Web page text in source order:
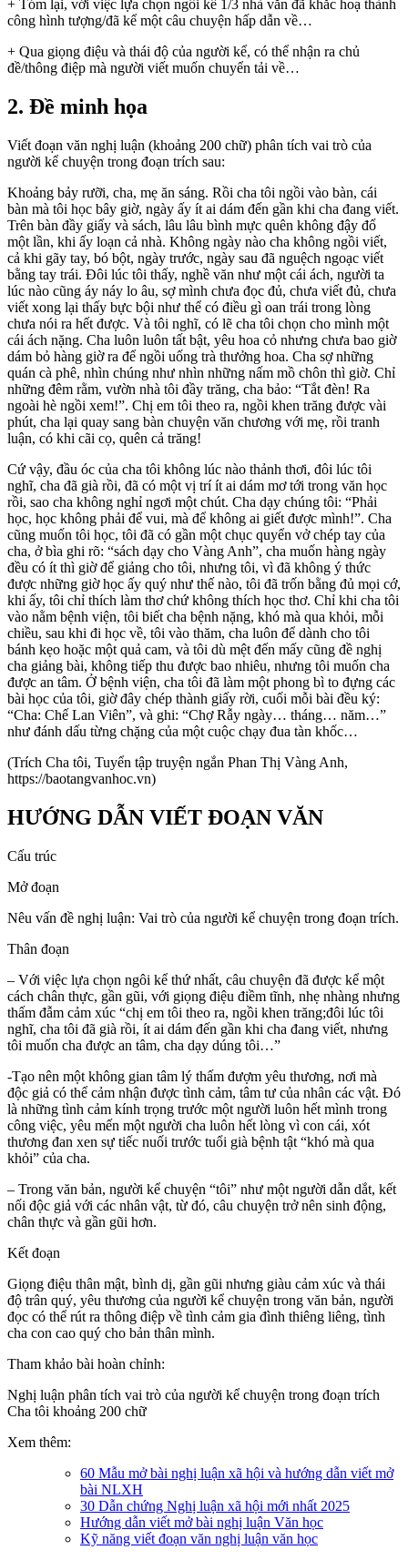
+ Tóm lại, với việc lựa chọn ngôi kể 1/3 nhà văn đã khắc hoạ thành
công hình tượng/đã kể một câu chuyện hấp dẫn về…
+ Qua giọng điệu và thái độ của người kể, có thể nhận ra chủ
đề/thông điệp mà người viết muốn chuyển tải về…
2. Đề minh họa
Viết đoạn văn nghị luận (khoảng 200 chữ) phân tích vai trò của
người kể chuyện trong đoạn trích sau:
Khoảng bảy rưỡi, cha, mẹ ăn sáng. Rồi cha tôi ngồi vào bàn, cái
bàn mà tôi học bây giờ, ngày ấy ít ai dám đến gần khi cha đang viết.
Trên bàn đầy giấy và sách, lâu lâu bình mực quên không đậy đổ
một lần, khi ấy loạn cả nhà. Không ngày nào cha không ngồi viết,
cả khi gãy tay, bó bột, ngày trước, ngày sau đã nguệch ngoạc viết
bằng tay trái. Đôi lúc tôi thấy, nghề văn như một cái ách, người ta
lúc nào cũng áy náy lo âu, sợ mình chưa đọc đủ, chưa viết đủ, chưa
viết xong lại thấy bực bội như thể có điều gì oan trái trong lòng
chưa nói ra hết được. Và tôi nghĩ, có lẽ cha tôi chọn cho mình một
cái ách nặng. Cha luôn luôn tất bật, yêu hoa cỏ nhưng chưa bao giờ
dám bỏ hàng giờ ra để ngồi uống trà thưởng hoa. Cha sợ những
quán cà phê, nhìn chúng như nhìn những nấm mồ chôn thì giờ. Chỉ
những đêm rằm, vườn nhà tôi đầy trăng, cha bảo: “Tắt đèn! Ra
ngoài hè ngồi xem!”. Chị em tôi theo ra, ngồi khen trăng được vài
phút, cha lại quay sang bàn chuyện văn chương với mẹ, rồi tranh
luận, có khi cãi cọ, quên cả trăng!
Cứ vậy, đầu óc của cha tôi không lúc nào thảnh thơi, đôi lúc tôi
nghĩ, cha đã già rồi, đã có một vị trí ít ai dám mơ tới trong văn học
rồi, sao cha không nghỉ ngơi một chút. Cha dạy chúng tôi: “Phải
học, học không phải để vui, mà để không ai giết được mình!”. Cha
cũng muốn tôi học, tôi đã có gần một chục quyển vở chép tay của
cha, ở bìa ghi rõ: “sách dạy cho Vàng Anh”, cha muốn hàng ngày
đều có ít thì giờ để giảng cho tôi, nhưng tôi, vì đã không ý thức
được những giờ học ấy quý như thế nào, tôi đã trốn bằng đủ mọi cớ,
khi ấy, tôi chỉ thích làm thơ chứ không thích học thơ. Chỉ khi cha tôi
vào nằm bệnh viện, tôi biết cha bệnh nặng, khó mà qua khỏi, mỗi
chiều, sau khi đi học về, tôi vào thăm, cha luôn để dành cho tôi
bánh kẹo hoặc một quả cam, và tôi dù mệt đến mấy cũng đề nghị
cha giảng bài, không tiếp thu được bao nhiêu, nhưng tôi muốn cha
được an tâm. Ở bệnh viện, cha tôi đã làm một phong bì to đựng các
bài học của tôi, giờ đây chép thành giấy rời, cuối mỗi bài đều ký:
“Cha: Chế Lan Viên”, và ghi: “Chợ Rẫy ngày… tháng… năm…”
như đánh dấu từng chặng của một cuộc chạy đua tàn khốc…
(Trích Cha tôi, Tuyển tập truyện ngắn Phan Thị Vàng Anh,
https://baotangvanhoc.vn)
HƯỚNG DẪN VIẾT ĐOẠN VĂN
Cấu trúc
Mở đoạn
Nêu vấn đề nghị luận: Vai trò của người kể chuyện trong đoạn trích.
Thân đoạn
– Với việc lựa chọn ngôi kể thứ nhất, câu chuyện đã được kể một
cách chân thực, gần gũi, với giọng điệu điềm tĩnh, nhẹ nhàng nhưng
thấm đẫm cảm xúc “chị em tôi theo ra, ngồi khen trăng;đôi lúc tôi
nghĩ, cha tôi đã già rồi, ít ai dám đến gần khi cha đang viết, nhưng
tôi muốn cha được an tâm, cha dạy dúng tôi…”
-Tạo nên một không gian tâm lý thấm đượm yêu thương, nơi mà
độc giả có thể cảm nhận được tình cảm, tâm tư của nhân các vật. Đó
là những tình cảm kính trọng trước một người luôn hết mình trong
công việc, yêu mến một người cha luôn hết lòng vì con cái, xót
thương đan xen sự tiếc nuối trước tuổi già bệnh tật “khó mà qua
khỏi” của cha.
– Trong văn bản, người kể chuyện “tôi” như một người dẫn dắt, kết
nối độc giả với các nhân vật, từ đó, câu chuyện trở nên sinh động,
chân thực và gần gũi hơn.
Kết đoạn
Giọng điệu thân mật, bình dị, gần gũi nhưng giàu cảm xúc và thái
độ trân quý, yêu thương của người kể chuyện trong văn bản, người
đọc có thể rút ra thông điệp về tình cảm gia đình thiêng liêng, tình
cha con cao quý cho bản thân mình.
Tham khảo bài hoàn chỉnh:
Nghị luận phân tích vai trò của người kể chuyện trong đoạn trích
Cha tôi khoảng 200 chữ
Xem thêm:
60 Mẫu mở bài nghị luận xã hội và hướng dẫn viết mở
bài NLXH
30 Dẫn chứng Nghị luận xã hội mới nhất 2025
Hướng dẫn viết mở bài nghị luận Văn học
Kỹ năng viết đoạn văn nghị luận văn học